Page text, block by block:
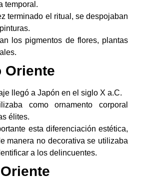
temporal.
terminado el ritual, se despojaban
los pigmentos de flores, plantas
Oriente
llegó a Japón en el siglo X a.C.
como ornamento corporal
élites.
esta diferenciación estética,
manera no decorativa se utilizaba
a los delincuentes.